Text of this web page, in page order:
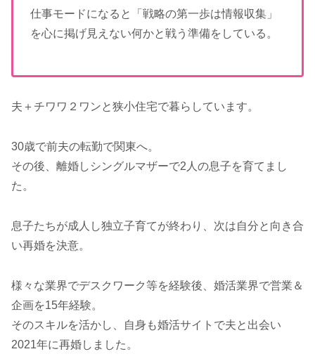
仕事モードになると「戦略の第一歩は情報収集」
を心に掲げ見えない何かと戦う準備をしている。
夫＋チワワ２ワンと狭小住宅で暮らしています。
30歳で前夫の転勤で関東へ。
その後、離婚しシングルマザーで2人の息子を育てまし
た。
息子たちが成人し独立子育てが終わり、次は自分と向き合
い再婚を決意。
様々な業界でデスクワーク等を経験後、婚活業界で営業＆
企画を15年経験。
そのスキルを活かし、自身も婚活サイトで夫と出会い
2021年に再婚しました。